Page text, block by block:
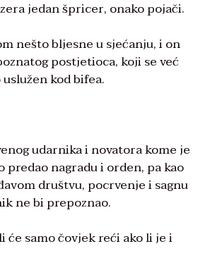
jedan špricer, onako pojači.
nešto bljesne u sjećanju, i on
postjetioca, koji se već
kod bifea.
udarnika i novatora kome je
nagradu i orden, pa kao
društvu, pocrvenje i sagnu
ne bi prepoznao.
će samo čovjek reći ako li je i